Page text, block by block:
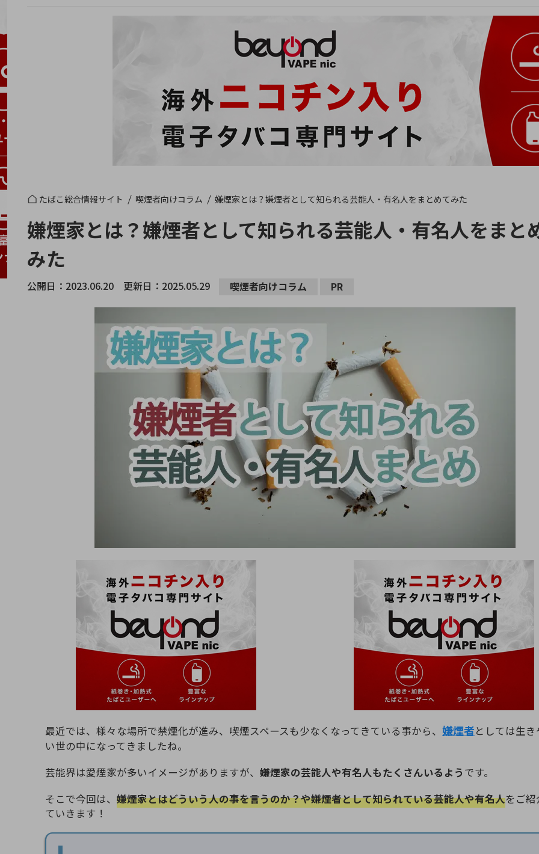
たばこ総合情報サイト 喫煙者向けコラム 嫌煙家とは？嫌煙者として知られる芸能人・有名人をまとめてみた
嫌煙家とは？嫌煙者として知られる芸能人・有名人をまと
みた
公開日： 2023.06.20 更新日： 2025.05.29 喫煙者向けコラム PR
最近では、様々な場所で禁煙化が進み、喫煙スペースも少なくなってきている事から、 嫌煙者としては生
い世の中になってきましたね。
芸能界は愛煙家が多いイメージがありますが、 嫌煙家の芸能人や有名人もたくさんいるよう です。
そこで今回は、 嫌煙家とはどういう人の事を言うのか？や嫌煙者として知られている芸能人や有名人をご
ていきます！